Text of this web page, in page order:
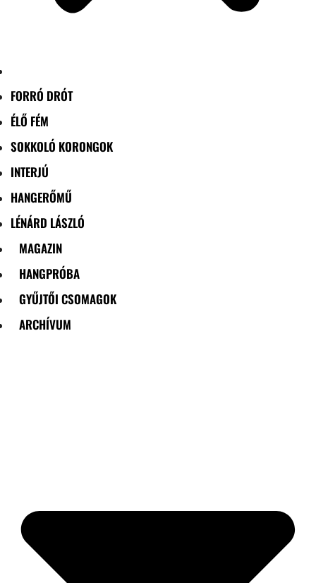
FORRÓ DRÓT
ÉLŐ FÉM
SOKKOLÓ KORONGOK
INTERJÚ
HANGERŐMŰ
LÉNÁRD LÁSZLÓ
MAGAZIN
HANGPRÓBA
GYŰJTŐI CSOMAGOK
ARCHÍVUM